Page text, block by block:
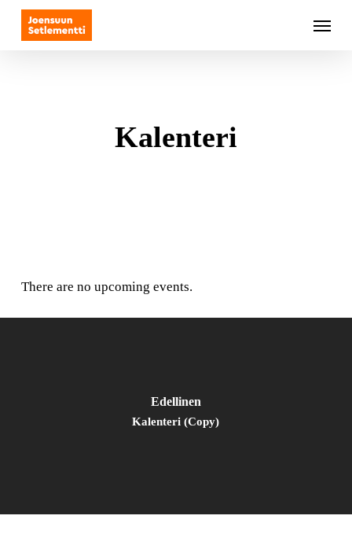
Skip
Menu
Kalenteri
There are no upcoming events.
Edellinen
Kalenteri (Copy)